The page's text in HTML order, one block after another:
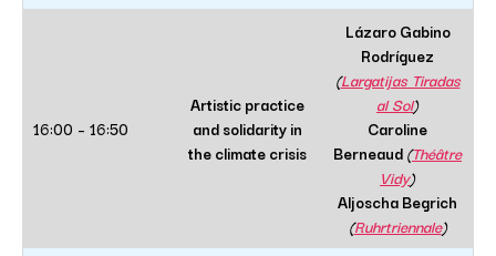
16:00 – 16:50
Artistic practice
and solidarity in
the climate crisis
Lázaro Gabino
Rodríguez
(Largatijas Tiradas
al Sol)
Caroline
Berneaud(Théâtre
Vidy)
Aljoscha Begrich
(Ruhrtriennale)